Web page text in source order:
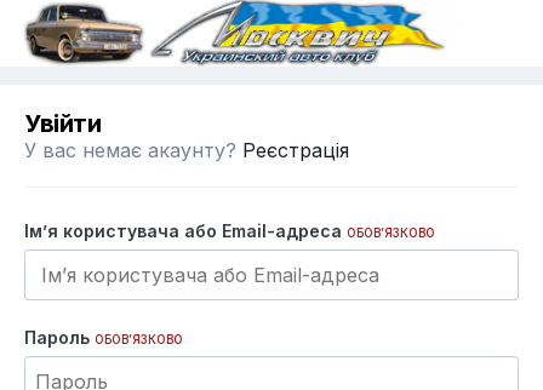
Увійти
У вас немає акаунту? Реєстрація
Ім’я користувача або Email-адреса ОБОВ’ЯЗКОВО
Пароль ОБОВ’ЯЗКОВО